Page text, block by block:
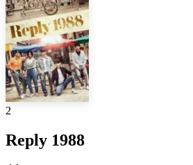
2
Reply 1988